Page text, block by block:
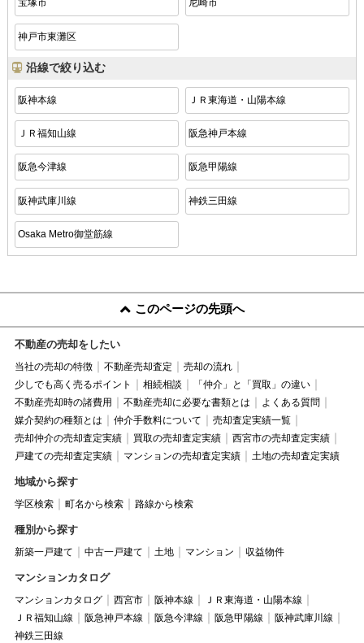
宝塚市 尼崎市
神戸市東灘区
沿線で絞り込む
阪神本線 ＪＲ東海道・山陽本線
ＪＲ福知山線 阪急神戸本線
阪急今津線 阪急甲陽線
阪神武庫川線 神鉄三田線
Osaka Metro御堂筋線
このページの先頭へ
不動産の売却をしたい
当社の売却の特徴 不動産売却査定
売却の流れ
少しでも高く売るポイント
相続相談
「仲介」と「買取」の違い
不動産売却時の諸費用
不動産売却に必要な書類とは
よくある質問
媒介契約の種類とは
仲介手数料について
売却査定実績一覧
売却仲介の売却査定実績
買取の売却査定実績
西宮市の売却査定実績
戸建ての売却査定実績
マンションの売却査定実績 土地の売却査定実績
地域から探す
学区検索 町名から検索 路線から検索
種別から探す
新築一戸建て 中古一戸建て 土地 マンション 収益物件
マンションカタログ
マンションカタログ 西宮市 阪神本線
ＪＲ東海道・山陽本線
ＪＲ福知山線
阪急神戸本線 阪急今津線 阪急甲陽線
阪神武庫川線
神鉄三田線